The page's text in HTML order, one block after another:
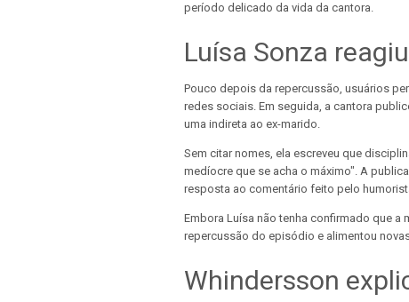
período delicado da vida da cantora.
Luísa Sonza
Pouco depois da repercussão, usuários
redes sociais. Em seguida, a cantora
uma indireta ao ex-marido.
Sem citar nomes, ela escreveu que
medíocre que se acha o máximo". A
resposta ao comentário feito pelo
Embora Luísa não tenha confirmado que a
repercussão do episódio e alimentou
Whindersson